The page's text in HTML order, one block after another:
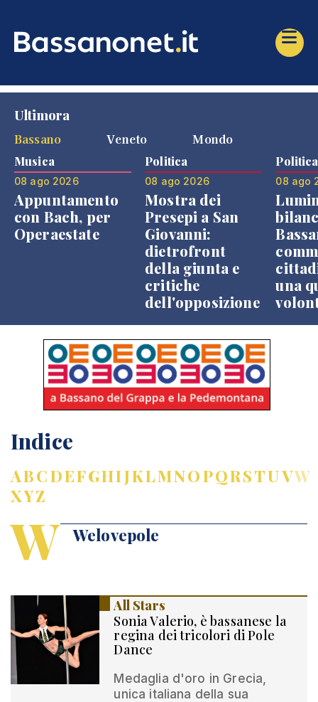
Ultimora
Bassano
Veneto Mondo
Musica
08 ago 2026
Appuntamento
con Bach, per
Operaestate
Politica
08 ago 2026
Mostra dei
Presepi a San
Giovanni:
dietrofront
della giunta e
critiche
dell'opposizione
Politica
08 ago
una
Indice
ABCDEFGHIJKLMNOPQRSTUVW
XYZ
W Welovepole
All Stars
Sonia Valerio, è bassanese la
regina dei tricolori di Pole
Dance
Medaglia d'oro in Grecia,
unica italiana della sua